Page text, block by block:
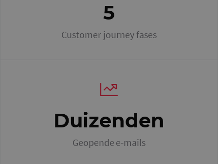
5
Customer journey fases
Duizenden
Geopende e-mails